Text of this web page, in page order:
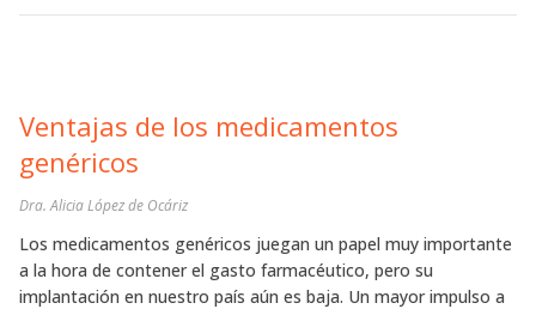
Ventajas de los medicamentos
genéricos
Dra. Alicia López de Ocáriz
Los medicamentos genéricos juegan un papel muy importante
a la hora de contener el gasto farmacéutico, pero su
implantación en nuestro país aún es baja. Un mayor impulso a